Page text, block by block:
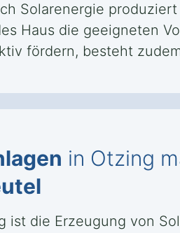
Solarenergie
Haus die geeigneten
fördern, besteht
in Otzing
ist die Erzeugung von